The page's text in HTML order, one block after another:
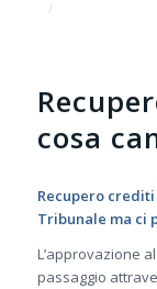
/
cosa
Recupero
Tribunale ma ci
L’approvazione
passaggio